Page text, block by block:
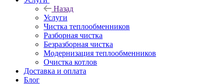
Назад
Услуги
Чистка теплообменников
Разборная чистка
Безразборная чистка
Модернизация теплообменников
Очистка котлов
Доставка и оплата
Блог